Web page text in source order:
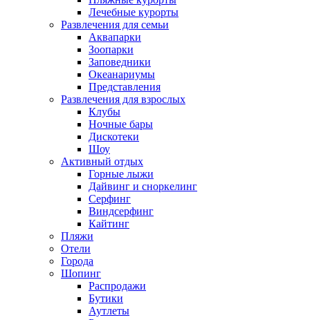
Лечебные курорты
Развлечения для семьи
Аквапарки
Зоопарки
Заповедники
Океанариумы
Представления
Развлечения для взрослых
Клубы
Ночные бары
Дискотеки
Шоу
Активный отдых
Горные лыжи
Дайвинг и сноркелинг
Серфинг
Виндсерфинг
Кайтинг
Пляжи
Отели
Города
Шопинг
Распродажи
Бутики
Аутлеты